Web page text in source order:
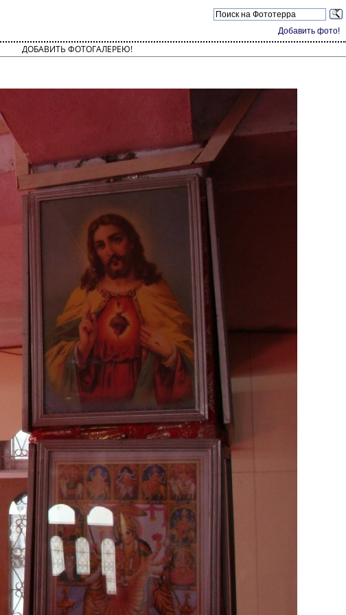
Добавить фото!
ДОБАВИТЬ ФОТОГАЛЕРЕЮ!